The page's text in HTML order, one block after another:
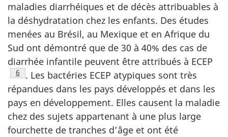
maladies diarrhéiques et de décès attribuables à
la déshydratation chez les enfants. Des études
menées au Brésil, au Mexique et en Afrique du
Sud ont démontré que de 30 à 40% des cas de
diarrhée infantile peuvent être attribués à ECEP
Note de bas de page
6
. Les bactéries ECEP atypiques sont très
répandues dans les pays développés et dans les
pays en développement. Elles causent la maladie
chez des sujets appartenant à une plus large
fourchette de tranches d’âge et ont été